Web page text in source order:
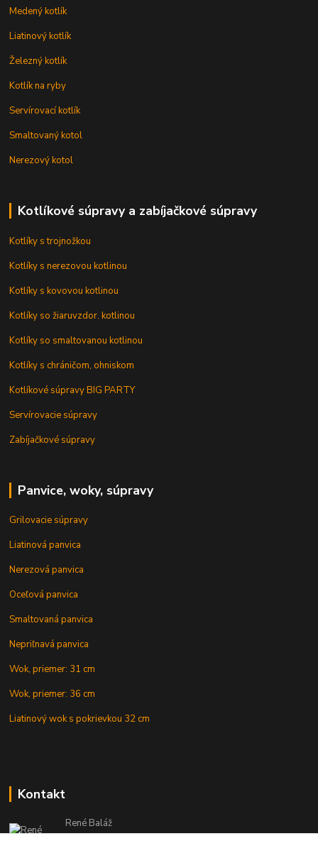
Medený kotlík
Liatinový kotlík
Železný kotlík
Kotlík na ryby
Servírovací kotlík
Smaltovaný kotol
Nerezový kotol
Kotlíkové súpravy a zabíjačkové súpravy
Kotlíky s trojnožkou
Kotlíky s nerezovou kotlinou
Kotlíky s kovovou kotlinou
Kotlíky so žiaruvzdor. kotlinou
Kotlíky so smaltovanou kotlinou
Kotlíky s chráničom, ohniskom
Kotlíkové súpravy BIG PARTY
Servírovacie súpravy
Zabíjačkové súpravy
Panvice, woky, súpravy
Grilovacie súpravy
Liatinová panvica
Nerezová panvica
Oceľová panvica
Smaltovaná panvica
Nepriľnavá panvica
Wok, priemer: 31 cm
Wok, priemer: 36 cm
Liatinový wok s pokrievkou 32 cm
Kontakt
René Baláž
Eshop: +421 902 212 007